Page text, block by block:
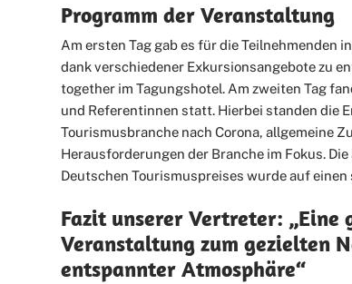
Programm der Veranstaltung
Am ersten Tag gab es für die Teilnehmenden
dank verschiedener Exkursionsangebote zu
together im Tagungshotel. Am zweiten Tag
und Referentinnen statt. Hierbei standen die
Tourismusbranche nach Corona, allgemeine
Herausforderungen der Branche im Fokus.
Deutschen Tourismuspreises wurde auf
Fazit unserer Vertreter: „Eine
Veranstaltung zum gezielten
entspannter Atmosphäre“